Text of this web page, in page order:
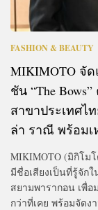
FASHION & BEAUTY
MIKIMOTO จั
ชัน “The
สาขาประเทศไ
ล่า ราณี พร้อมเ
MIKIMOTO (มิกิโม
มีชื่อเสียงเป็นที่รู้จัก
สยามพารากอน เพื่
กว่าที่เคย พร้อมจัดงา